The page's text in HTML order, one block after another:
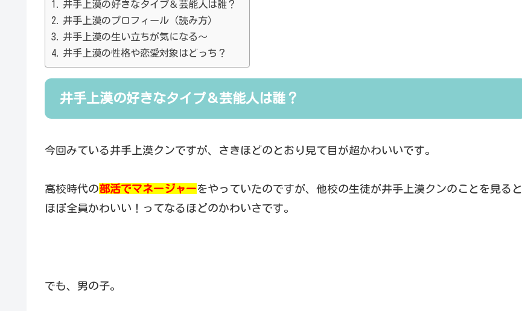
井手上漠の好きなタイプ＆芸能人は誰？
井手上漠のプロフィール（読み方）
井手上漠の生い立ちが気になる～
井手上漠の性格や恋愛対象はどっち？
井手上漠の好きなタイプ＆芸能人は誰？
今回みている井手上漠クンですが、さきほどのとおり見て目が超かわいいです。
高校時代の部活でマネージャーをやっていたのですが、他校の生徒が井手上漠クンのことを見ると
ほぼ全員かわいい！ってなるほどのかわいさです。
でも、男の子。